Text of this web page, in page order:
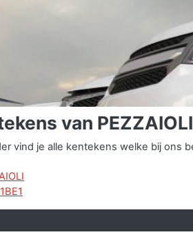
van PEZZAIOLI
vind je alle kentekens welke bij ons